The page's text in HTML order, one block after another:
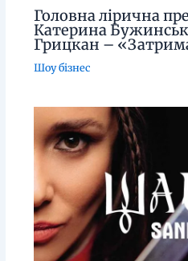
Головна лірична
Катерина
Грицкан –
Шоу бізнес